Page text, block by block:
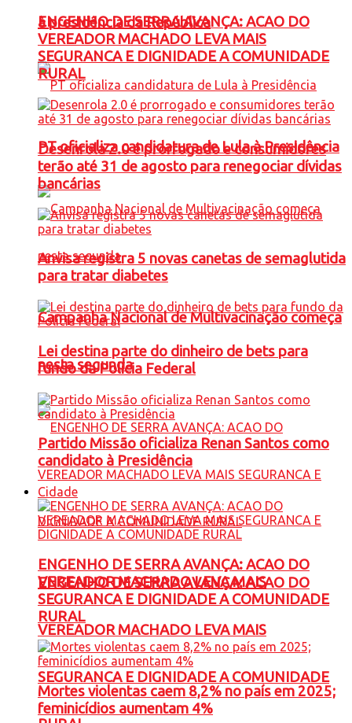
à presidência da República
PT oficializa candidatura de Lula à Presidência
Campanha Nacional de Multivacinação começa
nesta segunda
ENGENHO DE SERRA AVANÇA: ACAO DO
VEREADOR MACHADO LEVA MAIS
SEGURANCA E DIGNIDADE A COMUNIDADE
ENGENHO DE SERRA AVANÇA: ACAO DO
VEREADOR MACHADO LEVA MAIS
SEGURANCA E DIGNIDADE A COMUNIDADE
RURAL
Desenrola 2.0 é prorrogado e consumidores
terão até 31 de agosto para renegociar dívidas
bancárias
Anvisa registra 5 novas canetas de semaglutida
para tratar diabetes
Lei destina parte do dinheiro de bets para
fundo da Polícia Federal
Partido Missão oficializa Renan Santos como
candidato à Presidência
Cidade
ENGENHO DE SERRA AVANÇA: ACAO DO
VEREADOR MACHADO LEVA MAIS
SEGURANCA E DIGNIDADE A COMUNIDADE
RURAL
Mortes violentas caem 8,2% no país em 2025;
feminicídios aumentam 4%